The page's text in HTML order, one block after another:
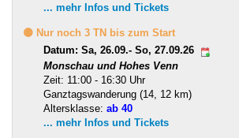
... mehr Infos und Tickets
🟡 Nur noch 3 TN bis zum Start
Datum: Sa, 26.09.- So, 27.09.26
Monschau und Hohes Venn
Zeit: 11:00 - 16:30 Uhr
Ganztagswanderung (14, 12 km)
Altersklasse: ab 40
... mehr Infos und Tickets